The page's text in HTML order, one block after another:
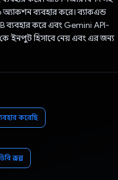
ব্যবহার করে। ব্যাকএন্ড
ব্যবহার করে এবং Gemini API-
কে ইনপুট হিসাবে নেয় এবং এর জন্য
করেছি
প্রকল্প